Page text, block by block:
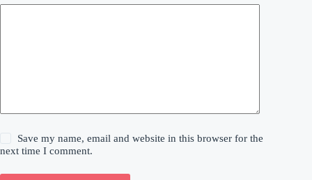
Save my name, email and website in this browser for the
next time I comment.